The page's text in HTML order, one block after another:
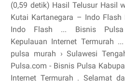
(0,59 detik) Hasil Telusur Hasil
Kutai Kartanegara – Indo Flash
Indo Flash ... Bisnis Pulsa
Kepulauan Internet Termurah
pulsa murah › Sulawesi
Pulsa.com - Bisnis Pulsa
Internet Termurah . Selamat